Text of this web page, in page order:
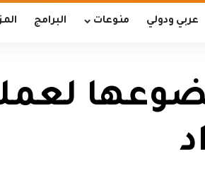
عربي ودولي منوعات البرامج